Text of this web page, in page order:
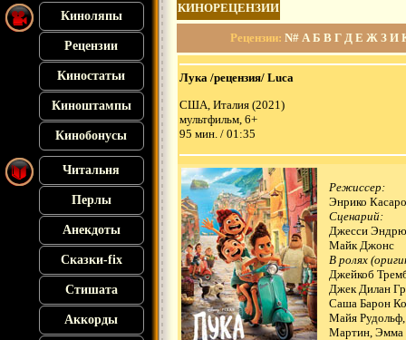
Киноляпы
Рецензии
Киностатьи
Киноштампы
Кинобонусы
Читальня
Перлы
Анекдоты
Сказки-fix
Стишата
Аккорды
КИНОРЕЦЕНЗИИ
Рецензии: N# А Б В Г Д Е Ж З И
Лука /рецензия/ Luca
США, Италия (2021)
мультфильм, 6+
95 мин. / 01:35
Режиссер:
Энрико
Сценарий:
Джесси
Майк Джонс
В ролях
Джейкоб
Джек Дилан
Саша Барон
Майя
Мартин, Эмма